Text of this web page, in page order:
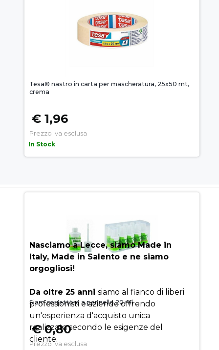
Tesa© nastro in carta per mascheratura, 25x50 mt,
crema
€ 1,96
Prezzo iva esclusa
In Stock
Siam correttore a pennello 20 ml
€ 0,80
Prezzo iva esclusa
SUCCESSO
Nasciamo a Lecce, siamo Made in
Italy, Made in Salento e ne siamo
orgogliosi!
Da oltre 25 anni siamo al fianco di liberi
professionisti e aziende offrendo
un'esperienza d'acquisto unica
realizzata secondo le esigenze del
cliente.